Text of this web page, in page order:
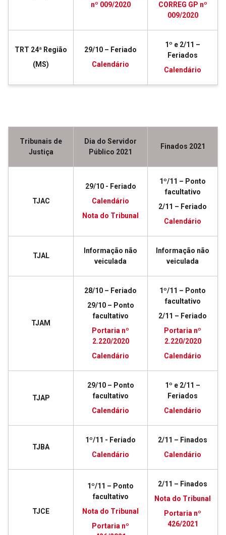
nº 009/2020
CORREG GP nº
009/2020
TRT 24ª Região
(MS)
29/10 – Feriado
Calendário
1º e 2/11 –
Feriados
Calendário
Tribunais de
Justiça
Dia do Servidor
Público 2021
Finados 2021
TJAC
29/10 - Feriado
Calendário
Nota do Tribunal
1º/11 – Ponto
facultativo
2/11 – Feriado
Calendário
TJAL
Informação não
veiculada
Informação não
veiculada
TJAM
28/10 – Feriado
29/10 – Ponto
facultativo
Portaria nº
2.220/2020
Calendário
1º/11 – Ponto
facultativo
2/11 – Feriado
Portaria nº
2.220/2020
Calendário
TJAP
29/10 – Ponto
facultativo
Calendário
1º e 2/11 –
Feriados
Calendário
TJBA
1º/11 - Feriado
Calendário
2/11 – Finados
Calendário
TJCE
1º/11 – Ponto
facultativo
Nota do Tribunal
Portaria nº
2/11 – Finados
Nota do Tribunal
Portaria nº
426/2021